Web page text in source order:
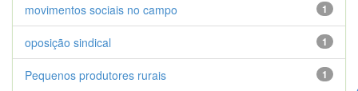
1
movimentos sociais no campo
1
oposição sindical
1
Pequenos produtores rurais